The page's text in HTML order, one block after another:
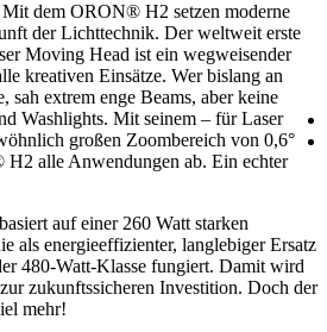
dem ORON® H2 setzen moderne
der Lichttechnik. Der weltweit erste
Moving Head ist ein wegweisender
kreativen Einsätze. Wer bislang an
sah extrem enge Beams, aber keine
Washlights. Mit seinem – für Laser
großen Zoombereich von 0,6°
alle Anwendungen ab. Ein echter
auf einer 260 Watt starken
als energieeffizienter, langlebiger Ersatz
480-Watt-Klasse fungiert. Damit wird
zukunftssicheren Investition. Doch der
mehr!